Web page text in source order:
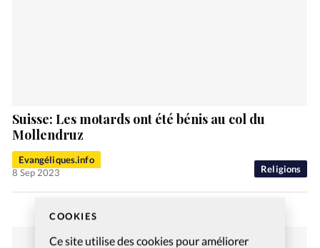
COOKIES
Ce site utilise des cookies pour améliorer
Religions
Suisse: Les motards ont été bénis au col du
Mollendruz
Evangéliques.info
8 Sep 2023